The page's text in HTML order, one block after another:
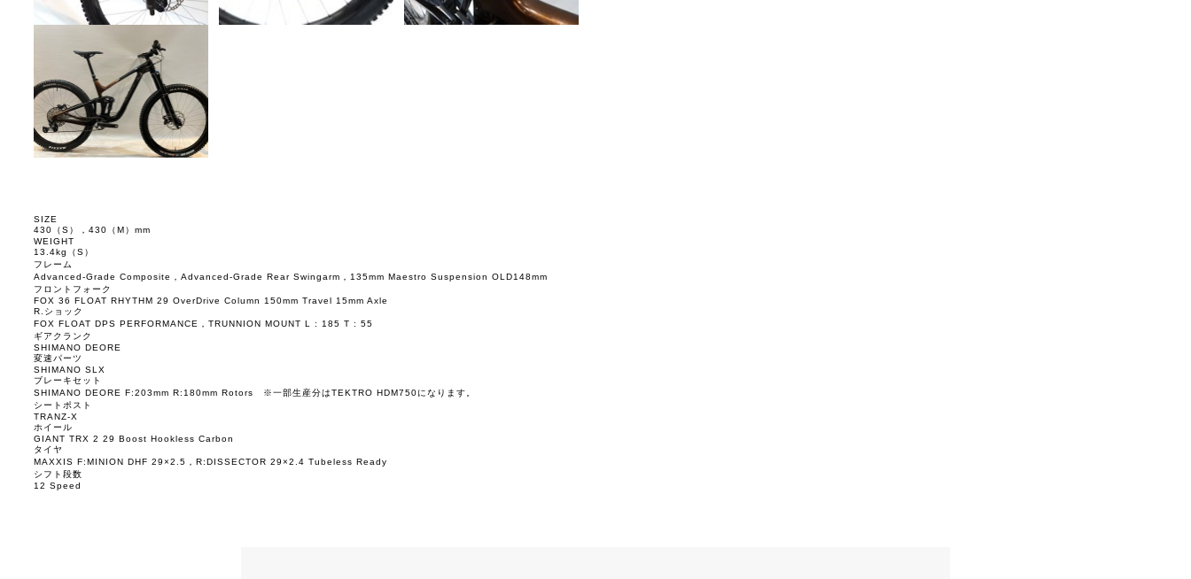
SIZE
430（S），430（M）mm
WEIGHT
13.4kg（S）
フレーム
Advanced-Grade Composite，Advanced-Grade Rear Swingarm，135mm Maestro Suspension OLD148mm
フロントフォーク
FOX 36 FLOAT RHYTHM 29 OverDrive Column 150mm Travel 15mm Axle
R.ショック
FOX FLOAT DPS PERFORMANCE，TRUNNION MOUNT L : 185 T : 55
ギアクランク
SHIMANO DEORE
変速パーツ
SHIMANO SLX
ブレーキセット
SHIMANO DEORE F:203mm R:180mm Rotors ※一部生産分はTEKTRO HDM750になります。
シートポスト
TRANZ-X
ホイール
GIANT TRX 2 29 Boost Hookless Carbon
タイヤ
MAXXIS F:MINION DHF 29×2.5，R:DISSECTOR 29×2.4 Tubeless Ready
シフト段数
12 Speed